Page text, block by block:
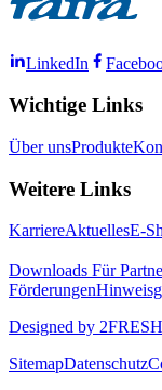
LinkedIn
Wichtige Links
Über unsProdukte
Weitere Links
KarriereAktuellesE-
Downloads Für
Förderungen
Designed by 2FRESH
SitemapDatenschutz